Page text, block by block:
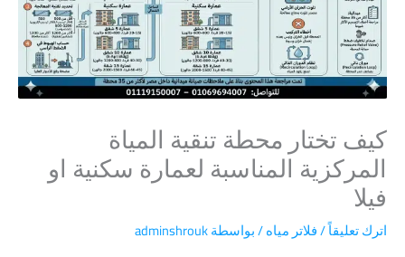
كيف تختار محطة تنقية المياة
المركزية المناسبة لعمارة سكنية او
فيلا
اترك تعليقاً/فلاتر مياه/ بواسطةadminshrouk